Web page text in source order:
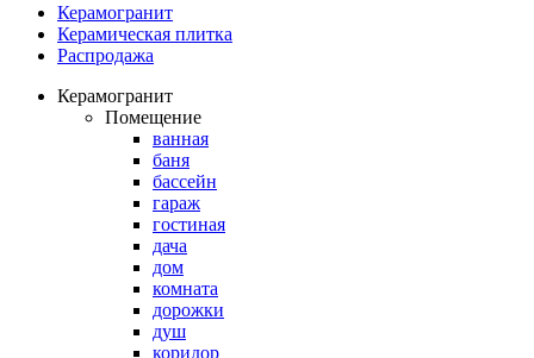
Керамогранит
Керамическая плитка
Распродажа
Керамогранит
Помещение
ванная
баня
бассейн
гараж
гостиная
дача
дом
комната
дорожки
душ
коридор